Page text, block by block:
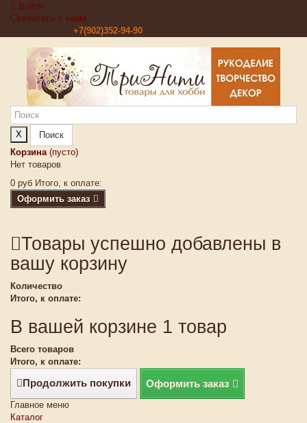
Войти
Свяжитесь с нами
+7(902)352-94-90
X
Поиск
Корзина (пусто)
Нет товаров
0 руб Итого, к оплате:
Оформить заказ
Товары успешно добавлены в
вашу корзину
Количество
Итого, к оплате:
В вашей корзине 1 товар
Всего товаров
Итого, к оплате:
Продолжить покупки Оформить заказ
Главное меню
Каталог